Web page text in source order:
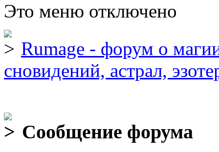
Это меню отключено
Rumage - форум о
сновидений, астрал,
Сообщение форума